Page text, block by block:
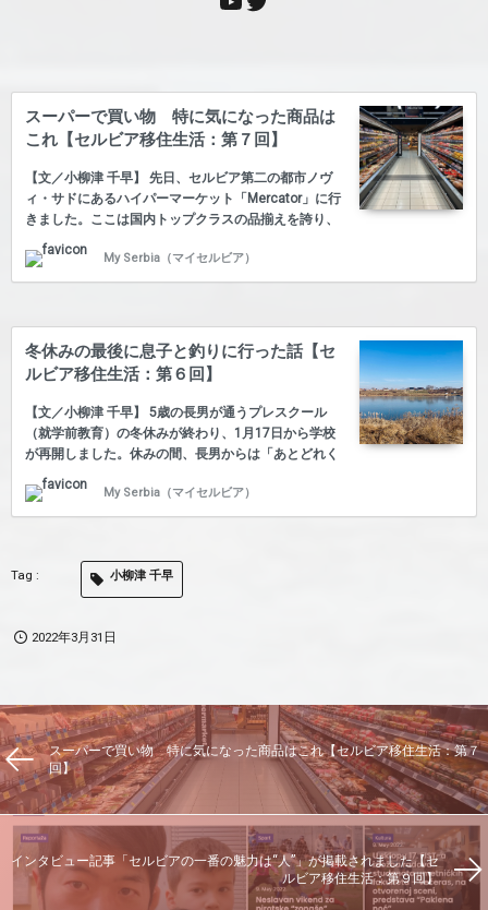
スーパーで買い物 特に気になった商品は
これ【セルビア移住生活：第７回】
【文／小柳津 千早】 先日、セルビア第二の都市ノヴ
ィ・サドにあるハイパーマーケット「Mercator」に行
きました。ここは国内トップクラスの品揃えを誇り、
スーパー好きには天国のような場所でした。セルビア
の定番商品はもちろん、普段通っている小さなスーパ
ーでは売っていない珍しい商品もありました。ここで
円です） まず、日本に住む人と西側先進国に住む人に
とっては何のことはない日本の調味料です。ただ、セ
ルビア在住の日本人にとってはテンションが上がるも
のです。 「キッコーマン」のポン酢と照り焼きソー
ス。醤油さえあれば海外でも何とか作れますが、珍し
さで購入し…
My Serbia（マイセルビア）
冬休みの最後に息子と釣りに行った話【セ
ルビア移住生活：第６回】
【文／小柳津 千早】 5歳の長男が通うプレスクール
（就学前教育）の冬休みが終わり、1月17日から学校
が再開しました。休みの間、長男からは「あとどれく
らい寝たら学校が始まる？」と何度も聞かれました。
これは学校が楽しみということではなく、大晦日やク
リスマス（※セルビア正教は1月7日にお祝い）を家族
ちの表れでした。 登校日が近づくにつれて、私は長男
に同情するようになりました。「先生や友だちとまた
会えるのが楽しみだね」と長男の生活を学校モードに
日前、念を押すように「もうすぐ学校だよ」という言
My Serbia（マイセルビア）
小柳津 千早
2022年3月31日
スーパーで買い物 特に気になった商品はこれ【セルビア移住生活：第７
回】
インタビュー記事「セルビアの一番の魅力は“人”」が掲載されました【セ
ルビア移住生活：第９回】